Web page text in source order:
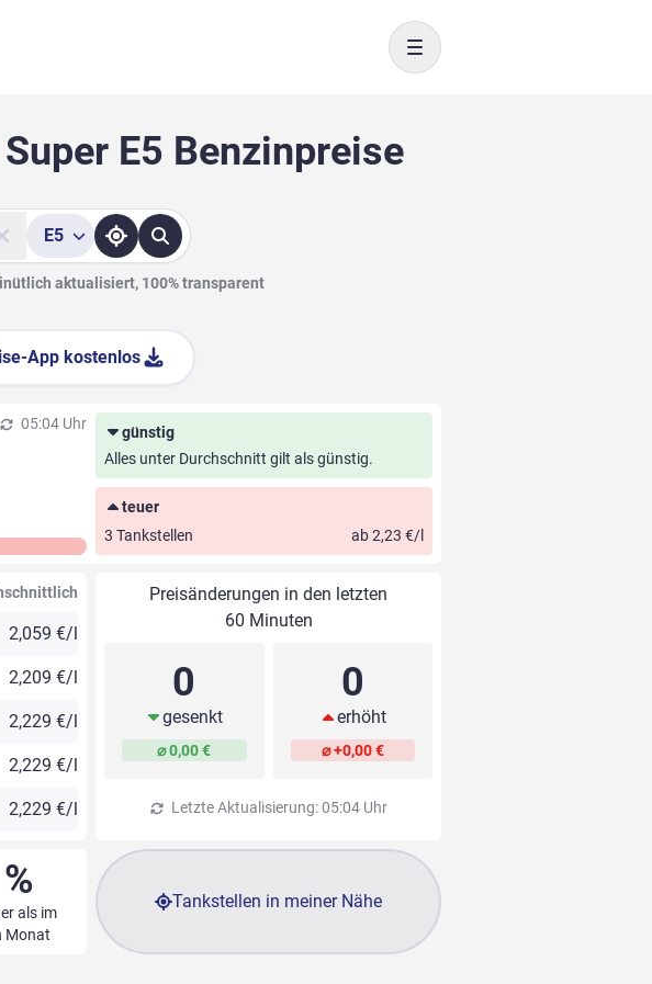
Toggle navigation
E5 Benzinpreise
E5
aktualisiert, 100% transparent
App kostenlos
05:04 Uhr
günstig
Alles unter Durchschnitt gilt als günstig.
teuer
3 Tankstellen
ab 2,23 €/l
2,059 €/l
2,209 €/l
2,229 €/l
2,229 €/l
2,229 €/l
Preisänderungen in den letzten
60 Minuten
0
gesenkt
⌀ 0,00 €
0
erhöht
⌀ +0,00 €
Letzte Aktualisierung: 05:04 Uhr
als im
Monat
Tankstellen in meiner Nähe